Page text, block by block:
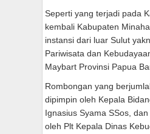
Seperti yang terjadi pada
kembali Kabupaten
instansi dari luar Sulut
Pariwisata dan
Maybart Provinsi Papua
Rombongan yang
dipimpin oleh Kepala
Ignasius Syama SSos,
oleh Plt Kepala Dinas